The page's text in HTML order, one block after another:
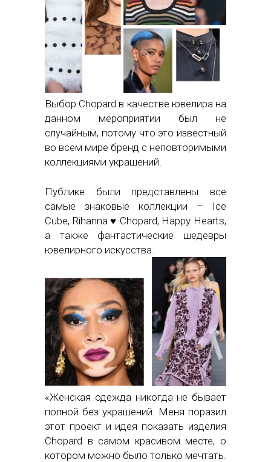
Выбор Chopard в качестве ювелира на
данном мероприятии был не
случайным, потому что это известный
во всем мире бренд с неповторимыми
коллекциями украшений.
Публике были представлены все
самые знаковые коллекции – Ice
Cube, Rihanna ♥ Chopard, Happy Hearts,
а также фантастические шедевры
ювелирного искусства.
«Женская одежда никогда не бывает
полной без украшений. Меня поразил
этот проект и идея показать изделия
Chopard в самом красивом месте, о
котором можно было только мечтать.